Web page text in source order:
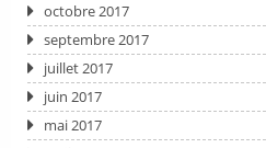
octobre 2017
septembre 2017
juillet 2017
juin 2017
mai 2017